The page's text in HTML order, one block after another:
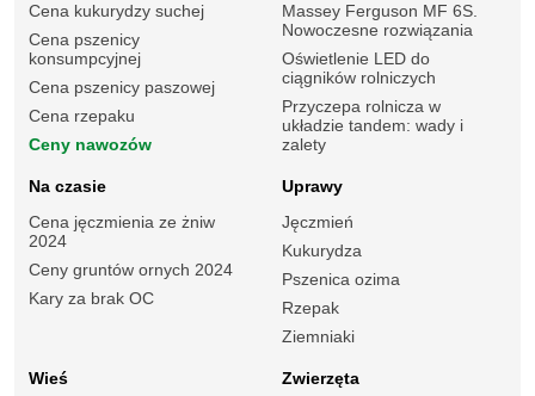
Cena kukurydzy suchej
Cena pszenicy
konsumpcyjnej
Cena pszenicy paszowej
Cena rzepaku
Ceny nawozów
Massey Ferguson MF 6S.
Nowoczesne rozwiązania
Oświetlenie LED do
ciągników rolniczych
Przyczepa rolnicza w
układzie tandem: wady i
zalety
Na czasie
Cena jęczmienia ze żniw
2024
Ceny gruntów ornych 2024
Kary za brak OC
Uprawy
Jęczmień
Kukurydza
Pszenica ozima
Rzepak
Ziemniaki
Wieś
Zwierzęta